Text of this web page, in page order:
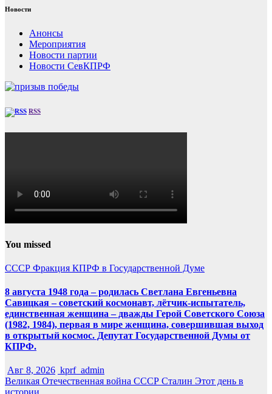
Новости
Анонсы
Мероприятия
Новости партии
Новости СевКПРФ
RSS
You missed
СССР Фракция КПРФ в Государственной Думе
8 августа 1948 года – родилась Светлана Евгеньевна
Савицкая – советский космонавт, лётчик-испытатель,
единственная женщина – дважды Герой Советского Союза
(1982, 1984), первая в мире женщина, совершившая выход
в открытый космос. Депутат Государственной Думы от
КПРФ.
Авг 8, 2026 kprf_admin
Великая Отечественная война СССР Сталин Этот день в